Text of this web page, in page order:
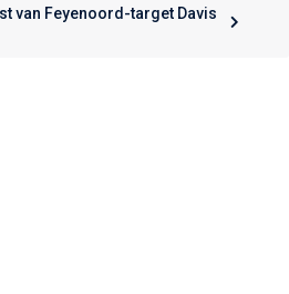
van Feyenoord-target Davis